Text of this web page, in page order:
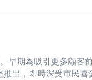
早期為吸引更多顧客
出，即時深受市民